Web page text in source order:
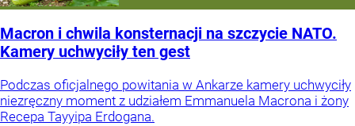
Macron i chwila konsternacji na szczycie NATO.
Kamery uchwyciły ten gest
Podczas oficjalnego powitania w Ankarze kamery uchwyciły
niezręczny moment z udziałem Emmanuela Macrona i żony
Recepa Tayyipa Erdogana.